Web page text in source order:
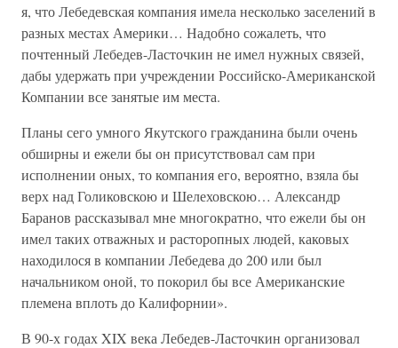
я, что Лебедевская компания имела несколько заселений в
разных местах Америки… Надобно сожалеть, что
почтенный Лебедев-Ласточкин не имел нужных связей,
дабы удержать при учреждении Российско-Американской
Компании все занятые им места.
Планы сего умного Якутского гражданина были очень
обширны и ежели бы он присутствовал сам при
исполнении оных, то компания его, вероятно, взяла бы
верх над Голиковскою и Шелеховскою… Александр
Баранов рассказывал мне многократно, что ежели бы он
имел таких отважных и расторопных людей, каковых
находилося в компании Лебедева до 200 или был
начальником оной, то покорил бы все Американские
племена вплоть до Калифорнии».
В 90-х годах XIX века Лебедев-Ласточкин организовал